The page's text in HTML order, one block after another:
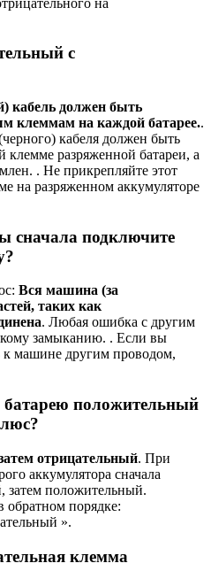
с
кабель должен быть
клеммам на каждой батарее..
кабеля должен быть
клемме разряженной батареи, а
. Не прикрепляйте этот
на разряженном аккумуляторе
сначала подключите
Вся машина (за
таких как
. Любая ошибка с другим
замыканию. . Если вы
к машине другим проводом,
батарею положительный
отрицательный. При
аккумулятора сначала
затем положительный.
порядке:
».
клемма